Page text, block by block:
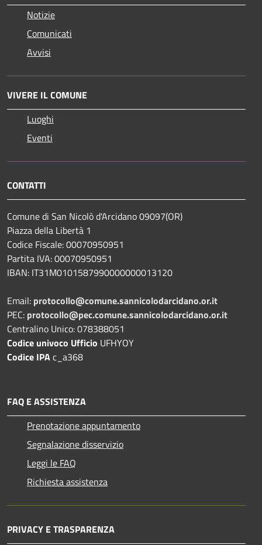
Notizie
Comunicati
Avvisi
VIVERE IL COMUNE
Luoghi
Eventi
CONTATTI
Comune di San Nicolò d'Arcidano 09097(OR)
Piazza della Libertà 1
Codice Fiscale: 00070950951
Partita IVA: 00070950951
IBAN: IT31M0101587990000000013120
Email: protocollo@comune.sannicolodarcidano.or.it
PEC: protocollo@pec.comune.sannicolodarcidano.or.it
Centralino Unico: 078388051
Codice univoco Ufficio UFHYOY
Codice IPAc_a368
FAQ E ASSISTENZA
Prenotazione appuntamento
Segnalazione disservizio
Leggi le FAQ
Richiesta assistenza
PRIVACY E TRASPARENZA